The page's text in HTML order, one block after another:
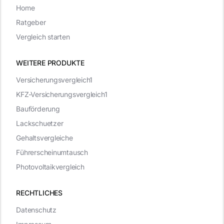
WEITERE PRODUKTE
RECHTLICHES
Datenschutz
Versicherungsvergleich1
KFZ-Versicherungsvergleich1
Bauförderung
Lackschuetzer
Gehaltsvergleiche
Führerscheinumtausch
Photovoltaikvergleich
Home
Ratgeber
Vergleich starten